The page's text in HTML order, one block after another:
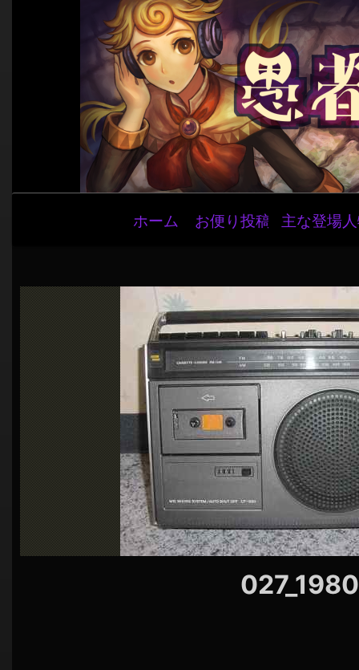
ビ
ゲ
ー
シ
ョ
ン
ホーム お便り投稿 主な登場
027_1980